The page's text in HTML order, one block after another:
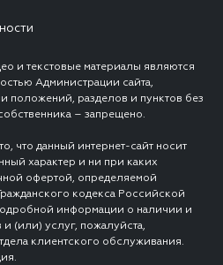
и текстовые материалы являются
Администрации сайта,
положений, разделов и пунктов без
– запрещено.
что данный интернет-сайт носит
характер и ни при каких
офертой, определяемой
кодекса Российской
информации о наличии и
и (или) услуг, пожалуйста,
клиентского обслуживания.